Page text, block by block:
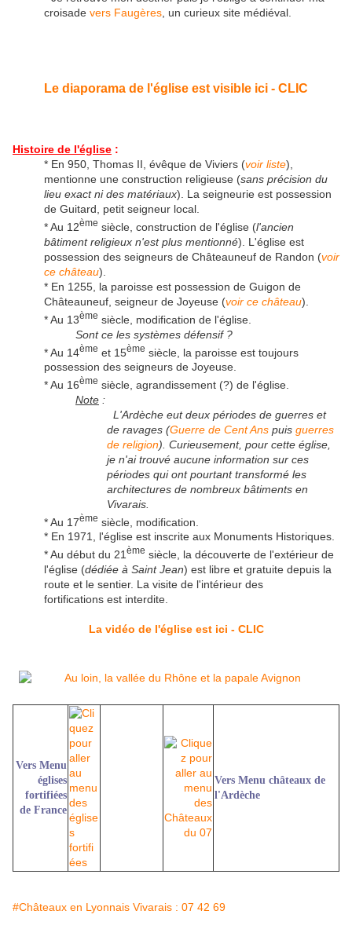
croisade vers Faugères , un curieux site médiéval.
Le diaporama de l'église est visible ici - CLIC
Histoire de l'église :
* En 950, Thomas II, évêque de Viviers (voir liste),
mentionne une construction religieuse (sans précision du
lieu exact ni des matériaux). La seigneurie est possession
de Guitard, petit seigneur local.
* Au 12ème siècle, construction de l'église (l'ancien
bâtiment religieux n'est plus mentionné). L'église est
possession des seigneurs de Châteauneuf de Randon (voir
ce château).
* En 1255, la paroisse est possession de Guigon de
Châteauneuf, seigneur de Joyeuse (voir ce château).
* Au 13ème siècle, modification de l'église.
Sont ce les systèmes défensif ?
* Au 14ème et 15ème siècle, la paroisse est toujours
possession des seigneurs de Joyeuse.
* Au 16ème siècle, agrandissement (?) de l'église.
Note :
L'Ardèche eut deux périodes de guerres et
de ravages (Guerre de Cent Ans puis guerres
de religion). Curieusement, pour cette église,
je n'ai trouvé aucune information sur ces
périodes qui ont pourtant transformé les
architectures de nombreux bâtiments en
Vivarais.
* Au 17ème siècle, modification.
* En 1971, l'église est inscrite aux Monuments Historiques.
* Au début du 21 ème siècle, la découverte de l'extérieur de
l'église (dédiée à Saint Jean) est libre et gratuite depuis la
route et le sentier. La visite de l'intérieur des
fortifications est interdite.
La vidéo de l'église est ici - CLIC
Vers Menu
églises
fortifiées
de France
Vers Menu châteaux de
l'Ardèche
#Châteaux en Lyonnais Vivarais : 07 42 69